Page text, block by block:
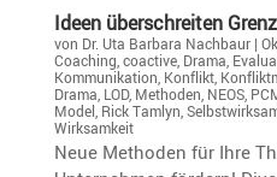
Ideen überschreiten
von Dr. Uta Barbara Nachbaur|
Coaching coactive, Drama
Kommunikation Konflikt,
Drama LOD, Methoden NEOS,
Model Rick Tamlyn
Wirksamkeit
Neue Methoden für Ihre